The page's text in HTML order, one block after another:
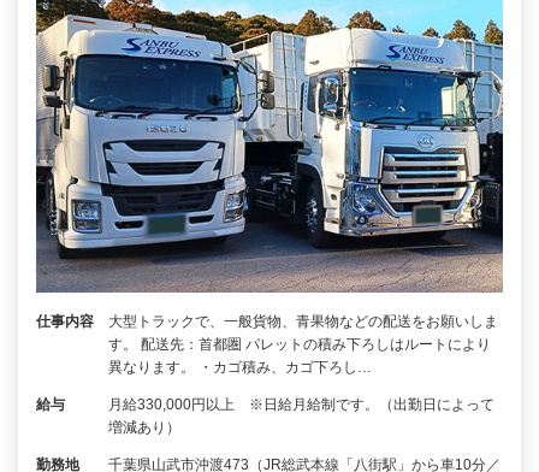
仕事内容
大型トラックで、一般貨物、青果物などの配送をお願いしま
す。 配送先：首都圏 パレットの積み下ろしはルートにより
異なります。 ・カゴ積み、カゴ下ろし…
給与
月給330,000円以上 ※日給月給制です。（出勤日によって
増減あり）
勤務地 千葉県山武市沖渡473（JR総武本線「八街駅」から車10分／